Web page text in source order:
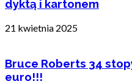
dyktą i kartonem
21 kwietnia 2025
Bruce Roberts 34
euro!!!